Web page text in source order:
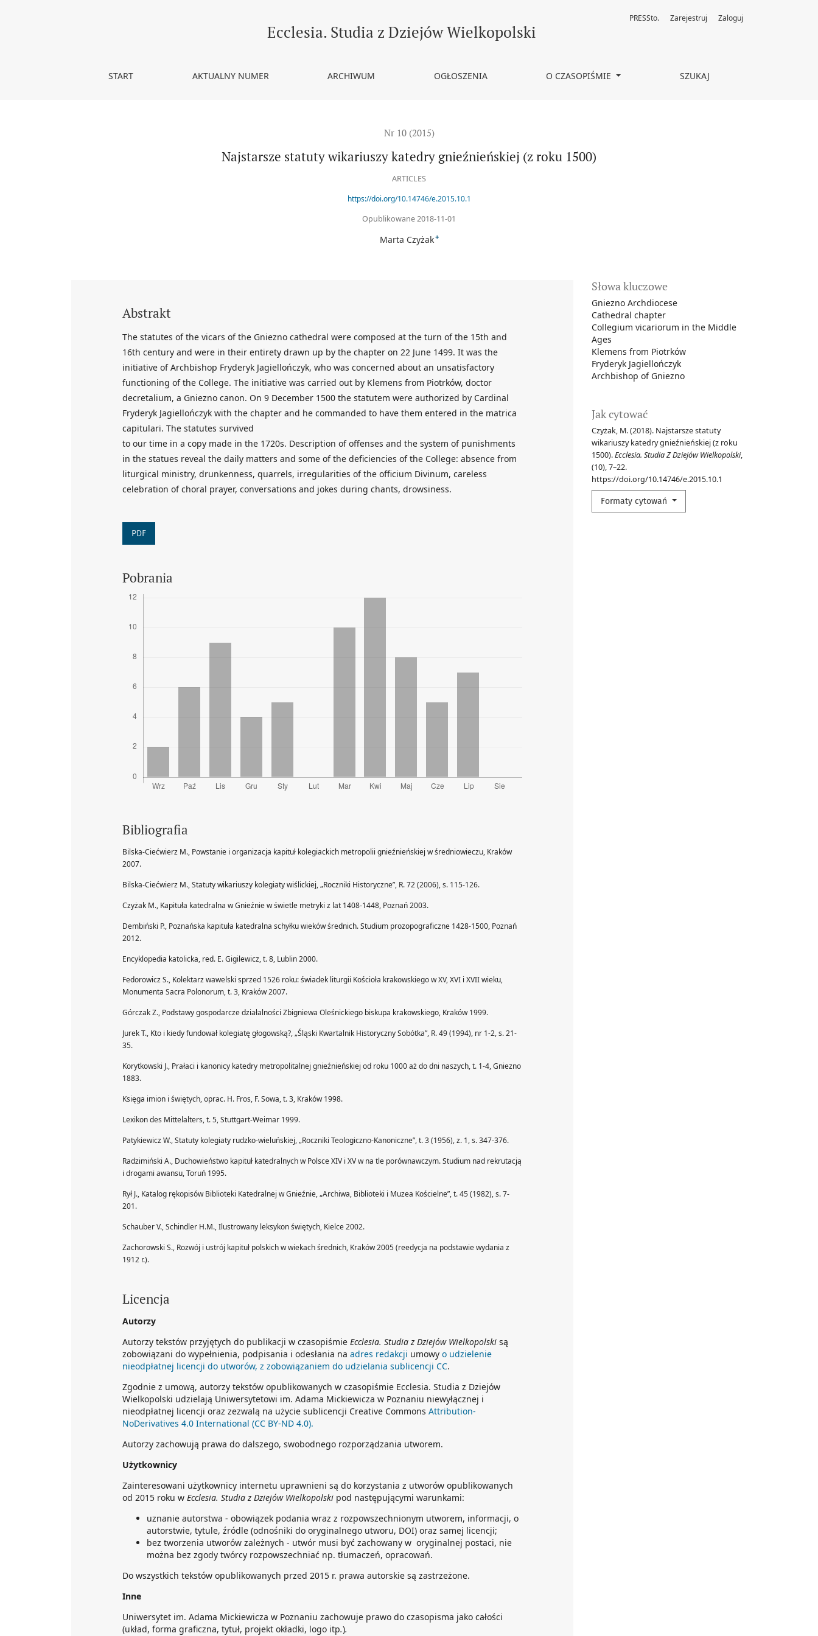
Ecclesia. Studia z Dziejów Wielkopolski
START AKTUALNY NUMER ARCHIWUM OGŁOSZENIA O CZASOPIŚMIE SZUKAJ
PRESSto. Zarejestruj Zaloguj
Nr 10 (2015)
Najstarsze statuty wikariuszy katedry gnieźnieńskiej (z roku 1500)
ARTICLES
https://doi.org/10.14746/e.2015.10.1
Opublikowane 2018-11-01
Marta Czyżak +
Słowa kluczowe
Gniezno Archdiocese
Cathedral chapter
Collegium vicariorum in the Middle
Ages
Klemens from Piotrków
Fryderyk Jagiellończyk
Archbishop of Gniezno
Jak cytować
Czyżak, M. (2018). Najstarsze statuty
wikariuszy katedry gnieźnieńskiej (z roku
1500).Ecclesia. Studia Z Dziejów Wielkopolski,
(10), 7–22.
https://doi.org/10.14746/e.2015.10.1
Formaty cytowań
Abstrakt
The statutes of the vicars of the Gniezno cathedral were composed at the turn of the 15th and
16th century and were in their entirety drawn up by the chapter on 22 June 1499. It was the
initiative of Archbishop Fryderyk Jagiellończyk, who was concerned about an unsatisfactory
functioning of the College. The initiative was carried out by Klemens from Piotrków, doctor
decretalium, a Gniezno canon. On 9 December 1500 the statutem were authorized by Cardinal
Fryderyk Jagiellończyk with the chapter and he commanded to have them entered in the matrica
capitulari. The statutes survived
to our time in a copy made in the 1720s. Description of offenses and the system of punishments
in the statues reveal the daily matters and some of the deficiencies of the College: absence from
liturgical ministry, drunkenness, quarrels, irregularities of the officium Divinum, careless
celebration of choral prayer, conversations and jokes during chants, drowsiness.
PDF
Pobrania
Bibliografia
Bilska-Ciećwierz M., Powstanie i organizacja kapituł kolegiackich metropolii gnieźnieńskiej w średniowieczu, Kraków
2007.
Bilska-Ciećwierz M., Statuty wikariuszy kolegiaty wiślickiej, „Roczniki Historyczne”, R. 72 (2006), s. 115-126.
Czyżak M., Kapituła katedralna w Gnieźnie w świetle metryki z lat 1408-1448, Poznań 2003.
Dembiński P., Poznańska kapituła katedralna schyłku wieków średnich. Studium prozopograficzne 1428-1500, Poznań
2012.
Encyklopedia katolicka, red. E. Gigilewicz, t. 8, Lublin 2000.
Fedorowicz S., Kolektarz wawelski sprzed 1526 roku: świadek liturgii Kościoła krakowskiego w XV, XVI i XVII wieku,
Monumenta Sacra Polonorum, t. 3, Kraków 2007.
Górczak Z., Podstawy gospodarcze działalności Zbigniewa Oleśnickiego biskupa krakowskiego, Kraków 1999.
Jurek T., Kto i kiedy fundował kolegiatę głogowską?, „Śląski Kwartalnik Historyczny Sobótka”, R. 49 (1994), nr 1-2, s. 21-
35.
Korytkowski J., Prałaci i kanonicy katedry metropolitalnej gnieźnieńskiej od roku 1000 aż do dni naszych, t. 1-4, Gniezno
1883.
Księga imion i świętych, oprac. H. Fros, F. Sowa, t. 3, Kraków 1998.
Lexikon des Mittelalters, t. 5, Stuttgart-Weimar 1999.
Patykiewicz W., Statuty kolegiaty rudzko-wieluńskiej, „Roczniki Teologiczno-Kanoniczne”, t. 3 (1956), z. 1, s. 347-376.
Radzimiński A., Duchowieństwo kapituł katedralnych w Polsce XIV i XV w na tle porównawczym. Studium nad rekrutacją
i drogami awansu, Toruń 1995.
Rył J., Katalog rękopisów Biblioteki Katedralnej w Gnieźnie, „Archiwa, Biblioteki i Muzea Kościelne”, t. 45 (1982), s. 7-
201.
Schauber V., Schindler H.M., Ilustrowany leksykon świętych, Kielce 2002.
Zachorowski S., Rozwój i ustrój kapituł polskich w wiekach średnich, Kraków 2005 (reedycja na podstawie wydania z
1912 r.).
Licencja
Autorzy
Autorzy tekstów przyjętych do publikacji w czasopiśmie Ecclesia. Studia z Dziejów Wielkopolski są
zobowiązani do wypełnienia, podpisania i odesłania na adres redakcji umowy o udzielenie
nieodpłatnej licencji do utworów, z zobowiązaniem do udzielania sublicencji CC.
Zgodnie z umową, autorzy tekstów opublikowanych w czasopiśmie Ecclesia. Studia z Dziejów
Wielkopolski udzielają Uniwersytetowi im. Adama Mickiewicza w Poznaniu niewyłącznej i
nieodpłatnej licencji oraz zezwalą na użycie sublicencji Creative Commons Attribution-
NoDerivatives 4.0 International (CC BY-ND 4.0).
Autorzy zachowują prawa do dalszego, swobodnego rozporządzania utworem.
Użytkownicy
Zainteresowani użytkownicy internetu uprawnieni są do korzystania z utworów opublikowanych
od 2015 roku w Ecclesia. Studia z Dziejów Wielkopolski pod następującymi warunkami:
uznanie autorstwa - obowiązek podania wraz z rozpowszechnionym utworem, informacji, o
autorstwie, tytule, źródle (odnośniki do oryginalnego utworu, DOI) oraz samej licencji;
bez tworzenia utworów zależnych - utwór musi być zachowany w oryginalnej postaci, nie
można bez zgody twórcy rozpowszechniać np. tłumaczeń, opracowań.
Do wszystkich tekstów opublikowanych przed 2015 r. prawa autorskie są zastrzeżone.
Inne
Uniwersytet im. Adama Mickiewicza w Poznaniu zachowuje prawo do czasopisma jako całości
(układ, forma graficzna, tytuł, projekt okładki, logo itp.).